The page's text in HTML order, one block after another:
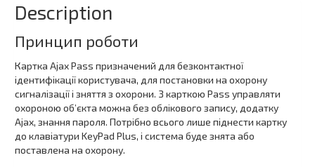
Description
Принцип роботи
Картка Ajax Pass призначений для безконтактної
ідентифікації користувача, для постановки на охорону
сигналізації і зняття з охорони. З карткою Pass управляти
охороною об’єкта можна без облікового запису, додатку
Ajax, знання пароля. Потрібно всього лише піднести картку
до клавіатури KeyPad Plus, і система буде знята або
поставлена на охорону.